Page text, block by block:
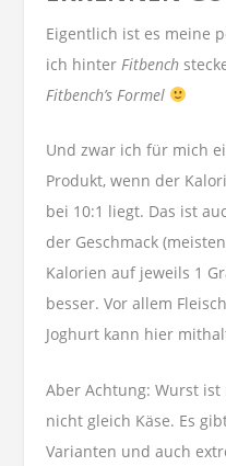
Eigentlich ist es meine
ich hinterFitbench
Fitbench’s Formel
Und zwar ich für mich
Produkt, wenn der
bei 10:1 liegt. Das ist
der Geschmack
Kalorien auf jeweils 1
besser. Vor allem
Joghurt kann hier
Aber Achtung: Wurst
nicht gleich Käse. Es
Varianten und auch